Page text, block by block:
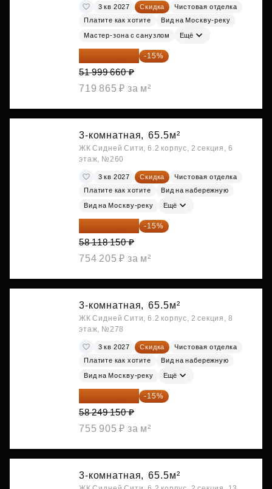
3 кв 2027 Скидка
Чистовая отделка
Платите как хотите
Вид на Москву-реку
Мастер-зона с санузлом Ещё
44 199 711 ₽ -15%
51 999 660 ₽
719 865 ₽ за м²
3-комнатная, 65.5м²
ЖК Сидней Сити, 6.2 корпус, 2 секция, 6
этаж, №260
3 кв 2027 Скидка
Чистовая отделка
Платите как хотите
Вид на набережную
Вид на Москву-реку Ещё
49 400 428 ₽ -15%
58 118 150 ₽
754 205 ₽ за м²
3-комнатная, 65.5м²
ЖК Сидней Сити, 6.2 корпус, 2 секция, 8
этаж, №278
3 кв 2027 Скидка
Чистовая отделка
Платите как хотите
Вид на набережную
Вид на Москву-реку Ещё
49 511 778 ₽ -15%
58 249 150 ₽
755 905 ₽ за м²
3-комнатная, 65.5м²